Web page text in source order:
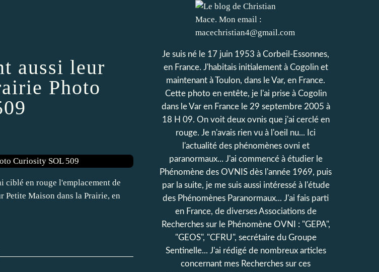
aussi leur
Photo
ciblé en rouge l'emplacement de
Petite Maison dans la Prairie, en
Je suis né le 17 juin 1953 à Corbeil-Essonnes,
en France. J'habitais initialement à Cogolin et
maintenant à Toulon, dans le Var, en France.
Cette photo en entête, je l'ai prise à Cogolin
dans le Var en France le 29 septembre 2005 à
18 H 09. On voit deux ovnis que j'ai cerclé en
rouge. Je n'avais rien vu à l'oeil nu... Ici
l'actualité des phénomènes ovni et
paranormaux... J'ai commencé à étudier le
Phénomène des OVNIS dès l'année 1969, puis
par la suite, je me suis aussi intéressé à l'étude
des Phénomènes Paranormaux... J'ai fais parti
en France, de diverses Associations de
Recherches sur le Phénomène OVNI : "GEPA",
"GEOS", "CFRU", secrétaire du Groupe
Sentinelle... J'ai rédigé de nombreux articles
concernant mes Recherches sur ces